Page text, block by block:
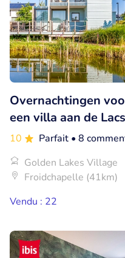
Overnachtingen
een villa aan de
10 Parfait • 8
Golden Lakes Village
Froidchapelle (41km)
Vendu : 22